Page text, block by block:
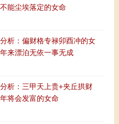
能尘埃落定的女命
析：偏财格专禄卯酉冲的女
来漂泊无依一事无成
析：三甲天上贵+夹丘拱财
将会发富的女命